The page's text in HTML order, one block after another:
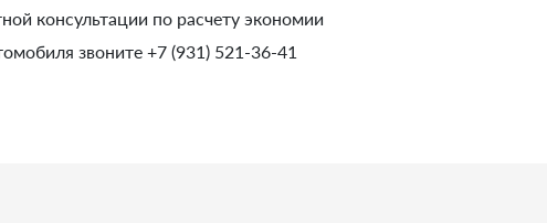
консультации по расчету экономии
звоните +7 (931) 521-36-41